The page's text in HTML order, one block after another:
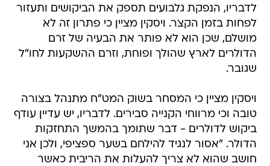
לדבריו, הנפקת גלבועים תספק את הביקושים ותעזור
לפחות בזמן הקצר. ויסקין מציין כי פתרון זה לא
מושלם, שכן הוא לא פותר את הבעיה של זרם
הדולרים לארץ שהולך ופוחת, וזרם ההשקעות לחו"ל
שגובר.
ויסקין מציין כי המסחר בשוק המט"ח מתנהל בצורה
טובה וכי מרווחי הקנייה סבירים. לדבריו, יש עדיין עודף
ביקוש לדולרים - דבר שתומך בהמשך התחזקות
הדולר. "אסור לנגיד להילחם בשער ספציפי, ולכן אני
חושב שהוא לא צריך להעלות את הריבית כאשר